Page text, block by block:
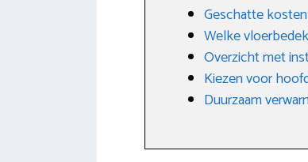
Geschatte
Welke
Overzicht met
Kiezen voor
Duurzaam